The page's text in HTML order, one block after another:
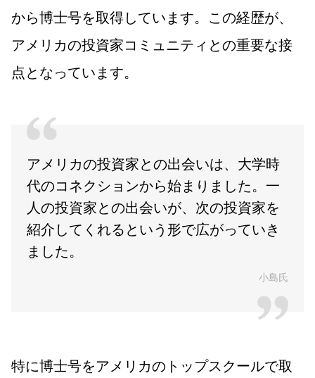
から博士号を取得しています。この経歴が、
アメリカの投資家コミュニティとの重要な接
点となっています。
アメリカの投資家との出会いは、大学時
代のコネクションから始まりました。一
人の投資家との出会いが、次の投資家を
紹介してくれるという形で広がっていき
ました。
小島氏
特に博士号をアメリカのトップスクールで取